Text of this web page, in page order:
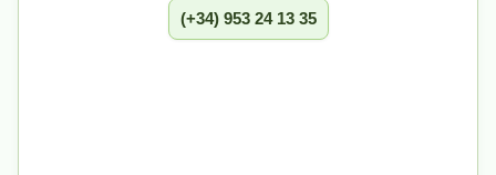
(+34) 953 24 13 35